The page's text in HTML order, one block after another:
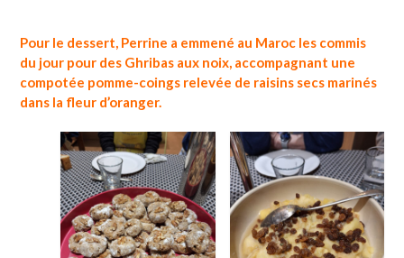
Pour le dessert, Perrine a emmené au Maroc les commis
du jour pour des Ghribas aux noix, accompagnant une
compotée pomme-coings relevée de raisins secs marinés
dans la fleur d’oranger.